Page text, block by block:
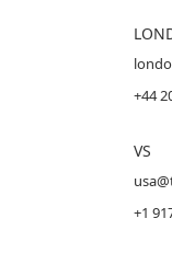
+44
VS
+1